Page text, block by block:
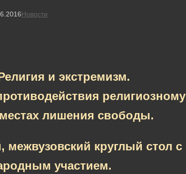
Новости
и экстремизм.
религиозному
лишения свободы.
круглый стол с
участием.